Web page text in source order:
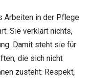
Arbeiten in der Pflege
Sie verklärt nichts,
Damit steht sie für
die sich nicht
zusteht: Respekt,